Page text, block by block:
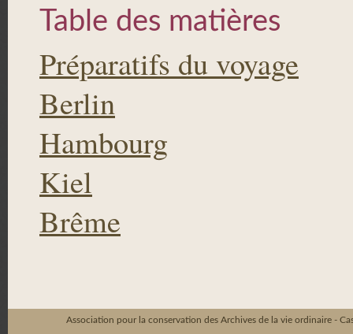
Table des matières
Préparatifs du voyage
Berlin
Hambourg
Kiel
Brême
Association pour la conservation des Archives de la vie ordinaire -